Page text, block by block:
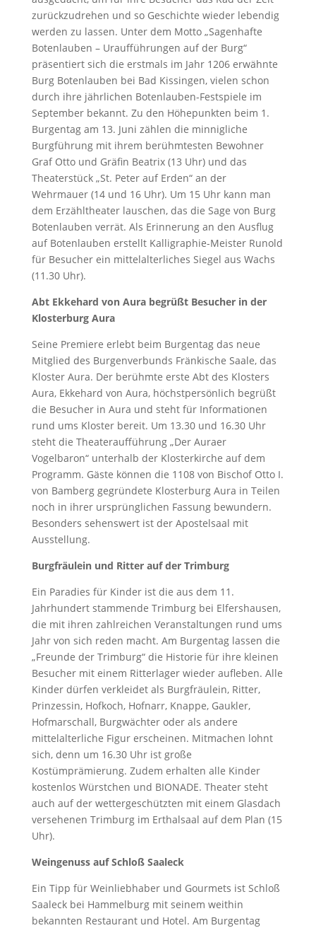
zurückzudrehen und so Geschichte wieder lebendig
werden zu lassen. Unter dem Motto „Sagenhafte
Botenlauben – Uraufführungen auf der Burg“
präsentiert sich die erstmals im Jahr 1206 erwähnte
Burg Botenlauben bei Bad Kissingen, vielen schon
durch ihre jährlichen Botenlauben-Festspiele im
September bekannt. Zu den Höhepunkten beim 1.
Burgentag am 13. Juni zählen die minnigliche
Burgführung mit ihrem berühmtesten Bewohner
Graf Otto und Gräfin Beatrix (13 Uhr) und das
Theaterstück „St. Peter auf Erden“ an der
Wehrmauer (14 und 16 Uhr). Um 15 Uhr kann man
dem Erzähltheater lauschen, das die Sage von Burg
Botenlauben verrät. Als Erinnerung an den Ausflug
auf Botenlauben erstellt Kalligraphie-Meister Runold
für Besucher ein mittelalterliches Siegel aus Wachs
(11.30 Uhr).
Abt Ekkehard von Aura begrüßt Besucher in der
Klosterburg Aura
Seine Premiere erlebt beim Burgentag das neue
Mitglied des Burgenverbunds Fränkische Saale, das
Kloster Aura. Der berühmte erste Abt des Klosters
Aura, Ekkehard von Aura, höchstpersönlich begrüßt
die Besucher in Aura und steht für Informationen
rund ums Kloster bereit. Um 13.30 und 16.30 Uhr
steht die Theateraufführung „Der Auraer
Vogelbaron“ unterhalb der Klosterkirche auf dem
Programm. Gäste können die 1108 von Bischof Otto I.
von Bamberg gegründete Klosterburg Aura in Teilen
noch in ihrer ursprünglichen Fassung bewundern.
Besonders sehenswert ist der Apostelsaal mit
Ausstellung.
Burgfräulein und Ritter auf der Trimburg
Ein Paradies für Kinder ist die aus dem 11.
Jahrhundert stammende Trimburg bei Elfershausen,
die mit ihren zahlreichen Veranstaltungen rund ums
Jahr von sich reden macht. Am Burgentag lassen die
„Freunde der Trimburg“ die Historie für ihre kleinen
Besucher mit einem Ritterlager wieder aufleben. Alle
Kinder dürfen verkleidet als Burgfräulein, Ritter,
Prinzessin, Hofkoch, Hofnarr, Knappe, Gaukler,
Hofmarschall, Burgwächter oder als andere
mittelalterliche Figur erscheinen. Mitmachen lohnt
sich, denn um 16.30 Uhr ist große
Kostümprämierung. Zudem erhalten alle Kinder
kostenlos Würstchen und BIONADE. Theater steht
auch auf der wettergeschützten mit einem Glasdach
versehenen Trimburg im Erthalsaal auf dem Plan (15
Uhr).
Weingenuss auf Schloß Saaleck
Ein Tipp für Weinliebhaber und Gourmets ist Schloß
Saaleck bei Hammelburg mit seinem weithin
bekannten Restaurant und Hotel. Am Burgentag